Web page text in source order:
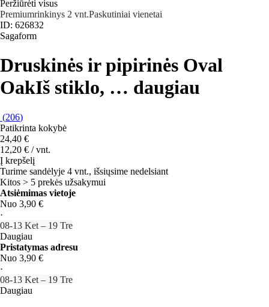
Peržiūrėti visus
Premiumrinkinys 2 vnt.Paskutiniai vienetai
ID: 626832
Sagaform
Druskinės ir pipirinės Oval
OakIš stiklo, … daugiau
(206)
Patikrinta kokybė
24,40 €
12,20 € / vnt.
Į krepšelį
Turime sandėlyje 4 vnt., išsiųsime nedelsiant
Kitos > 5 prekės užsakymui
Atsiėmimas vietoje
Nuo 3,90 €
·
08‑13 Ket – 19 Tre
Daugiau
Pristatymas adresu
Nuo 3,90 €
·
08‑13 Ket – 19 Tre
Daugiau